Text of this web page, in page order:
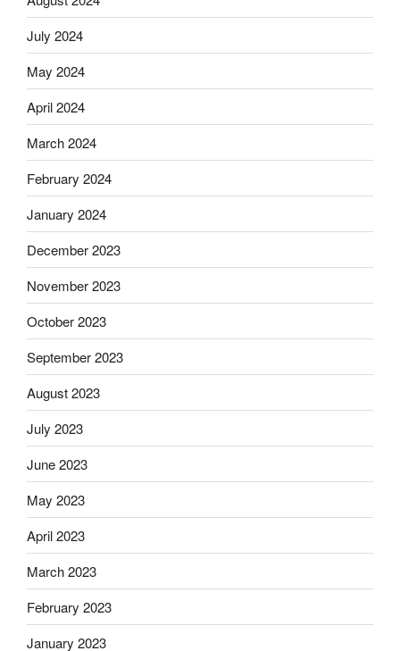
July 2024
May 2024
April 2024
March 2024
February 2024
January 2024
December 2023
November 2023
October 2023
September 2023
August 2023
July 2023
June 2023
May 2023
April 2023
March 2023
February 2023
January 2023